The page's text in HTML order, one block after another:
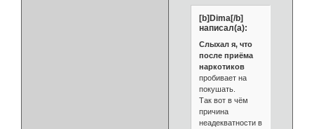
[b]Dima[/b]
написал(а):
Слыхал я, что
после приёма
наркотиков
пробивает на
покушать.
Так вот в чём
причина
неадекватности в